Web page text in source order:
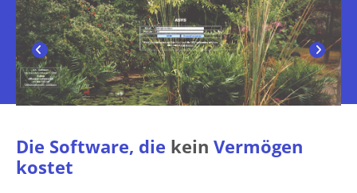
Die Software, die kein Vermögen
kostet